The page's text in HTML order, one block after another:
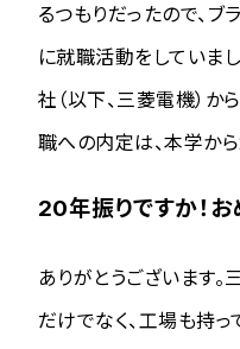
るつもりだったので、
に就職活動をしていま
社（以下、三菱電機）か
職への内定は、本学か
20年振りですか！お
ありがとうございます
だけでなく、工場も持